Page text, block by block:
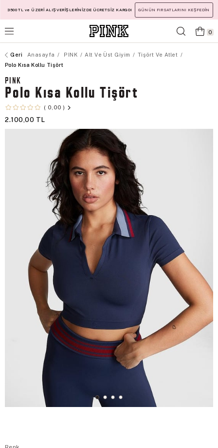
3500 TL ve ÜZERİ ALIŞVERİŞLERİNİZDE ÜCRETSİZ KARGO! GÜNÜN FIRSATLARINI KEŞFEDİN
0
Anasayfa PINK Alt Ve Üst Giyim
Tişört Ve Atlet
Polo Kısa Kollu Tişört
PINK
Polo Kısa Kollu Tişört
0,00
2.100,00 TL